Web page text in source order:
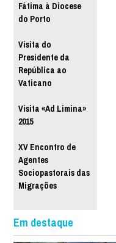
Fátima à Diocese
do Porto
Visita do
Presidente da
República ao
Vaticano
Visita «Ad Limina»
2015
XV Encontro de
Agentes
Sociopastorais das
Migrações
Em destaque